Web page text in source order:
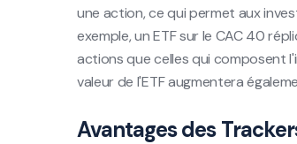
une action, ce qui permet aux
exemple, un ETF sur le CAC 40
actions que celles qui composent
valeur de l'ETF augmentera
Avantages des